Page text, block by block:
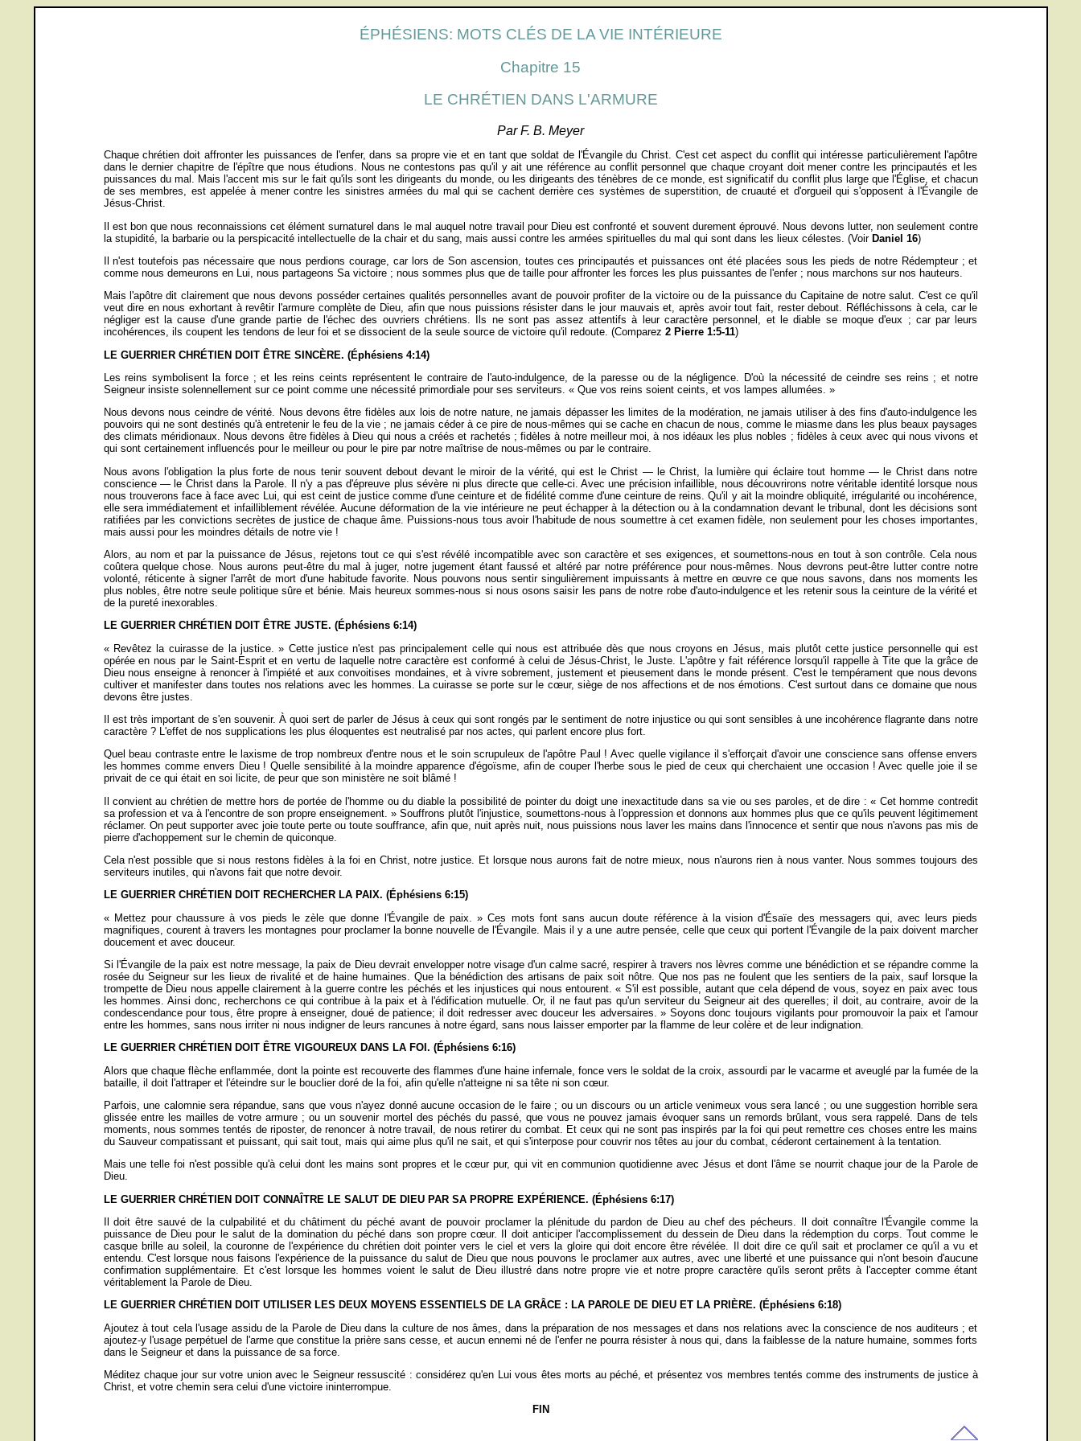
ÉPHÉSIENS: MOTS CLÉS DE LA VIE INTÉRIEURE
Chapitre 15
LE CHRÉTIEN DANS L'ARMURE
Par F. B. Meyer
Chaque chrétien doit affronter les puissances de l'enfer, dans sa propre vie et en tant que soldat de l'Évangile du Christ. C'est cet aspect du conflit qui intéresse particulièrement l'apôtre
dans le dernier chapitre de l'épître que nous étudions. Nous ne contestons pas qu'il y ait une référence au conflit personnel que chaque croyant doit mener contre les principautés et les
puissances du mal. Mais l'accent mis sur le fait qu'ils sont les dirigeants du monde, ou les dirigeants des ténèbres de ce monde, est significatif du conflit plus large que l'Église, et chacun
de ses membres, est appelée à mener contre les sinistres armées du mal qui se cachent derrière ces systèmes de superstition, de cruauté et d'orgueil qui s'opposent à l'Évangile de
Jésus-Christ.
Il est bon que nous reconnaissions cet élément surnaturel dans le mal auquel notre travail pour Dieu est confronté et souvent durement éprouvé. Nous devons lutter, non seulement contre
la stupidité, la barbarie ou la perspicacité intellectuelle de la chair et du sang, mais aussi contre les armées spirituelles du mal qui sont dans les lieux célestes. (Voir Daniel 16)
Il n'est toutefois pas nécessaire que nous perdions courage, car lors de Son ascension, toutes ces principautés et puissances ont été placées sous les pieds de notre Rédempteur ; et
comme nous demeurons en Lui, nous partageons Sa victoire ; nous sommes plus que de taille pour affronter les forces les plus puissantes de l'enfer ; nous marchons sur nos hauteurs.
Mais l'apôtre dit clairement que nous devons posséder certaines qualités personnelles avant de pouvoir profiter de la victoire ou de la puissance du Capitaine de notre salut. C'est ce qu'il
veut dire en nous exhortant à revêtir l'armure complète de Dieu, afin que nous puissions résister dans le jour mauvais et, après avoir tout fait, rester debout. Réfléchissons à cela, car le
négliger est la cause d'une grande partie de l'échec des ouvriers chrétiens. Ils ne sont pas assez attentifs à leur caractère personnel, et le diable se moque d'eux ; car par leurs
incohérences, ils coupent les tendons de leur foi et se dissocient de la seule source de victoire qu'il redoute. (Comparez 2 Pierre 1:5-11)
LE GUERRIER CHRÉTIEN DOIT ÊTRE SINCÈRE. (Éphésiens 4:14)
Les reins symbolisent la force ; et les reins ceints représentent le contraire de l'auto-indulgence, de la paresse ou de la négligence. D'où la nécessité de ceindre ses reins ; et notre
Seigneur insiste solennellement sur ce point comme une nécessité primordiale pour ses serviteurs. « Que vos reins soient ceints, et vos lampes allumées. »
Nous devons nous ceindre de vérité. Nous devons être fidèles aux lois de notre nature, ne jamais dépasser les limites de la modération, ne jamais utiliser à des fins d'auto-indulgence les
pouvoirs qui ne sont destinés qu'à entretenir le feu de la vie ; ne jamais céder à ce pire de nous-mêmes qui se cache en chacun de nous, comme le miasme dans les plus beaux paysages
des climats méridionaux. Nous devons être fidèles à Dieu qui nous a créés et rachetés ; fidèles à notre meilleur moi, à nos idéaux les plus nobles ; fidèles à ceux avec qui nous vivons et
qui sont certainement influencés pour le meilleur ou pour le pire par notre maîtrise de nous-mêmes ou par le contraire.
Nous avons l'obligation la plus forte de nous tenir souvent debout devant le miroir de la vérité, qui est le Christ — le Christ, la lumière qui éclaire tout homme — le Christ dans notre
conscience — le Christ dans la Parole. Il n'y a pas d'épreuve plus sévère ni plus directe que celle-ci. Avec une précision infaillible, nous découvrirons notre véritable identité lorsque nous
nous trouverons face à face avec Lui, qui est ceint de justice comme d'une ceinture et de fidélité comme d'une ceinture de reins. Qu'il y ait la moindre obliquité, irrégularité ou incohérence,
elle sera immédiatement et infailliblement révélée. Aucune déformation de la vie intérieure ne peut échapper à la détection ou à la condamnation devant le tribunal, dont les décisions sont
ratifiées par les convictions secrètes de justice de chaque âme. Puissions-nous tous avoir l'habitude de nous soumettre à cet examen fidèle, non seulement pour les choses importantes,
mais aussi pour les moindres détails de notre vie !
Alors, au nom et par la puissance de Jésus, rejetons tout ce qui s'est révélé incompatible avec son caractère et ses exigences, et soumettons-nous en tout à son contrôle. Cela nous
coûtera quelque chose. Nous aurons peut-être du mal à juger, notre jugement étant faussé et altéré par notre préférence pour nous-mêmes. Nous devrons peut-être lutter contre notre
volonté, réticente à signer l'arrêt de mort d'une habitude favorite. Nous pouvons nous sentir singulièrement impuissants à mettre en œuvre ce que nous savons, dans nos moments les
plus nobles, être notre seule politique sûre et bénie. Mais heureux sommes-nous si nous osons saisir les pans de notre robe d'auto-indulgence et les retenir sous la ceinture de la vérité et
de la pureté inexorables.
LE GUERRIER CHRÉTIEN DOIT ÊTRE JUSTE. (Éphésiens 6:14)
« Revêtez la cuirasse de la justice. » Cette justice n'est pas principalement celle qui nous est attribuée dès que nous croyons en Jésus, mais plutôt cette justice personnelle qui est
opérée en nous par le Saint-Esprit et en vertu de laquelle notre caractère est conformé à celui de Jésus-Christ, le Juste. L'apôtre y fait référence lorsqu'il rappelle à Tite que la grâce de
Dieu nous enseigne à renoncer à l'impiété et aux convoitises mondaines, et à vivre sobrement, justement et pieusement dans le monde présent. C'est le tempérament que nous devons
cultiver et manifester dans toutes nos relations avec les hommes. La cuirasse se porte sur le cœur, siège de nos affections et de nos émotions. C'est surtout dans ce domaine que nous
devons être justes.
Il est très important de s'en souvenir. À quoi sert de parler de Jésus à ceux qui sont rongés par le sentiment de notre injustice ou qui sont sensibles à une incohérence flagrante dans notre
caractère ? L'effet de nos supplications les plus éloquentes est neutralisé par nos actes, qui parlent encore plus fort.
Quel beau contraste entre le laxisme de trop nombreux d'entre nous et le soin scrupuleux de l'apôtre Paul ! Avec quelle vigilance il s'efforçait d'avoir une conscience sans offense envers
les hommes comme envers Dieu ! Quelle sensibilité à la moindre apparence d'égoïsme, afin de couper l'herbe sous le pied de ceux qui cherchaient une occasion ! Avec quelle joie il se
privait de ce qui était en soi licite, de peur que son ministère ne soit blâmé !
Il convient au chrétien de mettre hors de portée de l'homme ou du diable la possibilité de pointer du doigt une inexactitude dans sa vie ou ses paroles, et de dire : « Cet homme contredit
sa profession et va à l'encontre de son propre enseignement. » Souffrons plutôt l'injustice, soumettons-nous à l'oppression et donnons aux hommes plus que ce qu'ils peuvent légitimement
réclamer. On peut supporter avec joie toute perte ou toute souffrance, afin que, nuit après nuit, nous puissions nous laver les mains dans l'innocence et sentir que nous n'avons pas mis de
pierre d'achoppement sur le chemin de quiconque.
Cela n'est possible que si nous restons fidèles à la foi en Christ, notre justice. Et lorsque nous aurons fait de notre mieux, nous n'aurons rien à nous vanter. Nous sommes toujours des
serviteurs inutiles, qui n'avons fait que notre devoir.
LE GUERRIER CHRÉTIEN DOIT RECHERCHER LA PAIX. (Éphésiens 6:15)
« Mettez pour chaussure à vos pieds le zèle que donne l'Évangile de paix. » Ces mots font sans aucun doute référence à la vision d'Ésaïe des messagers qui, avec leurs pieds
magnifiques, courent à travers les montagnes pour proclamer la bonne nouvelle de l'Évangile. Mais il y a une autre pensée, celle que ceux qui portent l'Évangile de la paix doivent marcher
doucement et avec douceur.
Si l'Évangile de la paix est notre message, la paix de Dieu devrait envelopper notre visage d'un calme sacré, respirer à travers nos lèvres comme une bénédiction et se répandre comme la
rosée du Seigneur sur les lieux de rivalité et de haine humaines. Que la bénédiction des artisans de paix soit nôtre. Que nos pas ne foulent que les sentiers de la paix, sauf lorsque la
trompette de Dieu nous appelle clairement à la guerre contre les péchés et les injustices qui nous entourent. « S'il est possible, autant que cela dépend de vous, soyez en paix avec tous
les hommes. Ainsi donc, recherchons ce qui contribue à la paix et à l'édification mutuelle. Or, il ne faut pas qu'un serviteur du Seigneur ait des querelles; il doit, au contraire, avoir de la
condescendance pour tous, être propre à enseigner, doué de patience; il doit redresser avec douceur les adversaires. » Soyons donc toujours vigilants pour promouvoir la paix et l'amour
entre les hommes, sans nous irriter ni nous indigner de leurs rancunes à notre égard, sans nous laisser emporter par la flamme de leur colère et de leur indignation.
LE GUERRIER CHRÉTIEN DOIT ÊTRE VIGOUREUX DANS LA FOI. (Éphésiens 6:16)
Alors que chaque flèche enflammée, dont la pointe est recouverte des flammes d'une haine infernale, fonce vers le soldat de la croix, assourdi par le vacarme et aveuglé par la fumée de la
bataille, il doit l'attraper et l'éteindre sur le bouclier doré de la foi, afin qu'elle n'atteigne ni sa tête ni son cœur.
Parfois, une calomnie sera répandue, sans que vous n'ayez donné aucune occasion de le faire ; ou un discours ou un article venimeux vous sera lancé ; ou une suggestion horrible sera
glissée entre les mailles de votre armure ; ou un souvenir mortel des péchés du passé, que vous ne pouvez jamais évoquer sans un remords brûlant, vous sera rappelé. Dans de tels
moments, nous sommes tentés de riposter, de renoncer à notre travail, de nous retirer du combat. Et ceux qui ne sont pas inspirés par la foi qui peut remettre ces choses entre les mains
du Sauveur compatissant et puissant, qui sait tout, mais qui aime plus qu'il ne sait, et qui s'interpose pour couvrir nos têtes au jour du combat, céderont certainement à la tentation.
Mais une telle foi n'est possible qu'à celui dont les mains sont propres et le cœur pur, qui vit en communion quotidienne avec Jésus et dont l'âme se nourrit chaque jour de la Parole de
Dieu.
LE GUERRIER CHRÉTIEN DOIT CONNAÎTRE LE SALUT DE DIEU PAR SA PROPRE EXPÉRIENCE. (Éphésiens 6:17)
Il doit être sauvé de la culpabilité et du châtiment du péché avant de pouvoir proclamer la plénitude du pardon de Dieu au chef des pécheurs. Il doit connaître l'Évangile comme la
puissance de Dieu pour le salut de la domination du péché dans son propre cœur. Il doit anticiper l'accomplissement du dessein de Dieu dans la rédemption du corps. Tout comme le
casque brille au soleil, la couronne de l'expérience du chrétien doit pointer vers le ciel et vers la gloire qui doit encore être révélée. Il doit dire ce qu'il sait et proclamer ce qu'il a vu et
entendu. C'est lorsque nous faisons l'expérience de la puissance du salut de Dieu que nous pouvons le proclamer aux autres, avec une liberté et une puissance qui n'ont besoin d'aucune
confirmation supplémentaire. Et c'est lorsque les hommes voient le salut de Dieu illustré dans notre propre vie et notre propre caractère qu'ils seront prêts à l'accepter comme étant
véritablement la Parole de Dieu.
LE GUERRIER CHRÉTIEN DOIT UTILISER LES DEUX MOYENS ESSENTIELS DE LA GRÂCE : LA PAROLE DE DIEU ET LA PRIÈRE. (Éphésiens 6:18)
Ajoutez à tout cela l'usage assidu de la Parole de Dieu dans la culture de nos âmes, dans la préparation de nos messages et dans nos relations avec la conscience de nos auditeurs ; et
ajoutez-y l'usage perpétuel de l'arme que constitue la prière sans cesse, et aucun ennemi né de l'enfer ne pourra résister à nous qui, dans la faiblesse de la nature humaine, sommes forts
dans le Seigneur et dans la puissance de sa force.
Méditez chaque jour sur votre union avec le Seigneur ressuscité : considérez qu'en Lui vous êtes morts au péché, et présentez vos membres tentés comme des instruments de justice à
Christ, et votre chemin sera celui d'une victoire ininterrompue.
FIN